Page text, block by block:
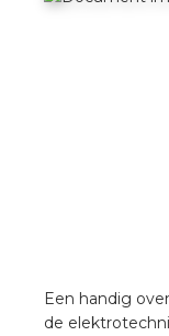
Een handig
de
installeren